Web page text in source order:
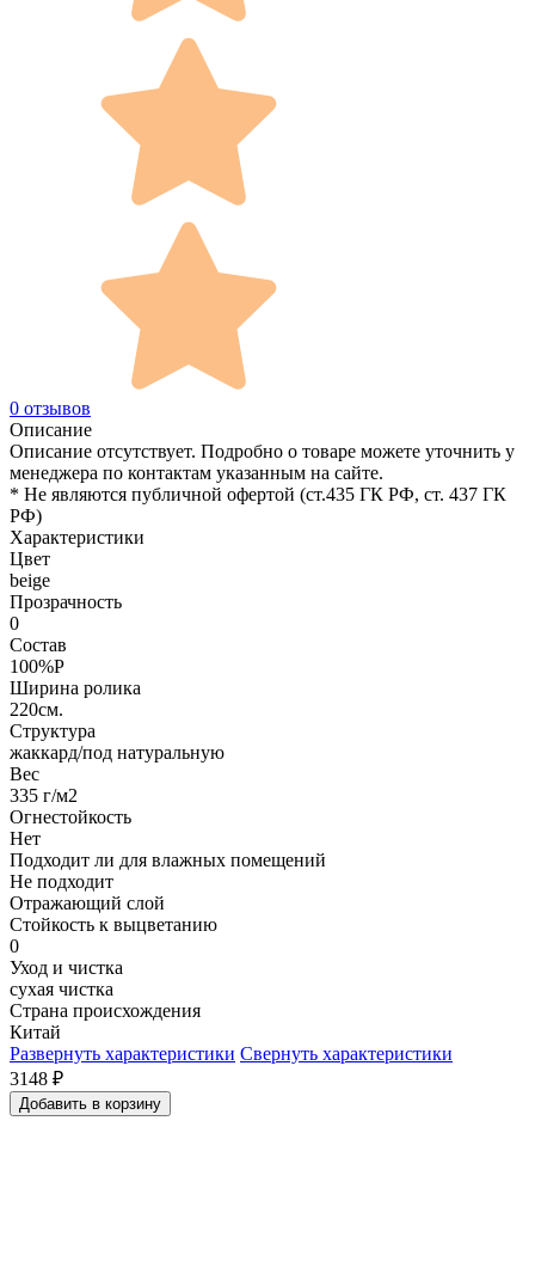
0 отзывов
Описание
Описание отсутствует. Подробно о товаре можете уточнить у
менеджера по контактам указанным на сайте.
* Не являются публичной офертой (ст.435 ГК РФ, cт. 437 ГК
РФ)
Характеристики
Цвет
beige
Прозрачность
0
Состав
100%P
Ширина ролика
220см.
Структура
жаккард/под натуральную
Вес
335 г/м2
Огнестойкость
Нет
Подходит ли для влажных помещений
Не подходит
Отражающий слой
Стойкость к выцветанию
0
Уход и чистка
сухая чистка
Страна происхождения
Китай
Развернуть характеристики Свернуть характеристики
3148 ₽
Добавить в корзину